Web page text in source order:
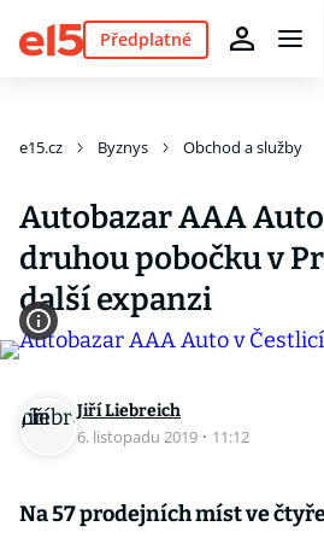
Předplatné
e15.cz Byznys Obchod a služby
Autobazar AAA
druhou pobočku v
další expanzi
Jiří Liebreich
6. listopadu 2019 · 11:12
Na 57 prodejních míst ve